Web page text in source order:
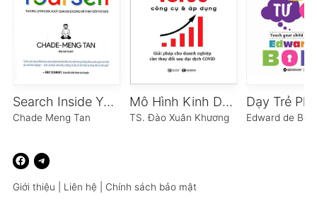
Search Inside Yourself – Tạo Ra Lợi Nhuận, Vượt Qua Đại Dương Và Thay Đổi Thế Giới
Chade Meng Tan
Mô Hình Kinh Doanh Tối Ưu: Công Cụ Và Áp Dụng
TS. Đào Xuân Khương Edward de
Giới thiệu Liên hệ Chính sách bảo mật